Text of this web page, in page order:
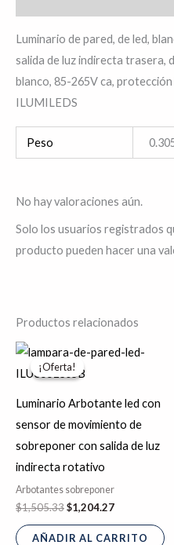
Luminario de pared, de led,
salida de luz indirecta trasera,
blanco, 85-265V ca,
ILUMILEDS
Peso
No hay valoraciones aún.
Solo los usuarios registrados
producto pueden hacer una
Productos relacionados
¡Oferta!
¡Oferta!
Luminario Arbotante led con
sensor de movimiento de
sobreponer con salida de luz
indirecta rotativo
Arbotantes sobreponer
$1,505.33
precio
original
$1,505.33.
$1,204.27
El
precio
$1,204.27.
AÑADIR AL CARRITO